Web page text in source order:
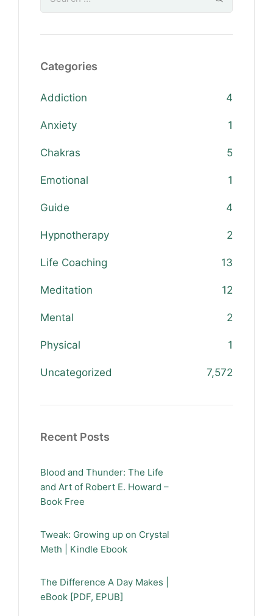
Categories
Addiction 4
Anxiety 1
Chakras 5
Emotional 1
Guide 4
Hypnotherapy 2
Life Coaching 13
Meditation 12
Mental 2
Physical 1
Uncategorized 7,572
Recent Posts
Blood and Thunder: The Life
and Art of Robert E. Howard –
Book Free
Tweak: Growing up on Crystal
Meth | Kindle Ebook
The Difference A Day Makes |
eBook [PDF, EPUB]